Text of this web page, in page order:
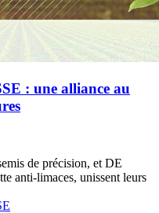
: une alliance au
de précision, et DE
anti-limaces, unissent leurs